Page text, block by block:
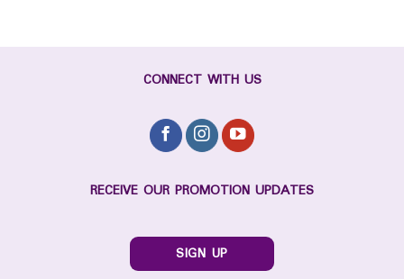
CONNECT WITH US
RECEIVE OUR PROMOTION UPDATES
SIGN UP